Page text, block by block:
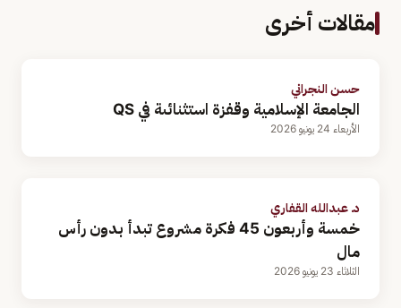
مقالات أخرى
حسن النجراني
الجامعة الإسلامية وقفزة استثنائىة في QS
الأربعاء 24 يونيو 2026
د. عبدالله القفاري
خمسة وأربعون 45 فكرة مشروع تبدأ بدون رأس
مال
الثلاثاء 23 يونيو 2026